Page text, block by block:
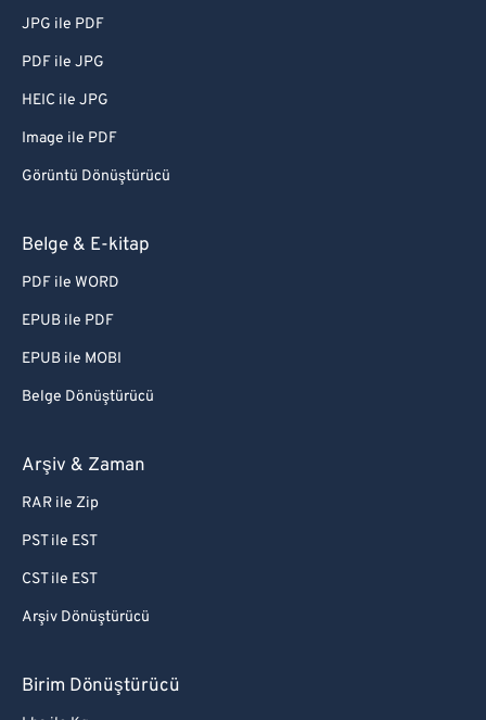
JPG ile PDF
PDF ile JPG
HEIC ile JPG
Image ile PDF
Görüntü Dönüştürücü
Belge & E-kitap
PDF ile WORD
EPUB ile PDF
EPUB ile MOBI
Belge Dönüştürücü
Arşiv & Zaman
RAR ile Zip
PST ile EST
CST ile EST
Arşiv Dönüştürücü
Birim Dönüştürücü